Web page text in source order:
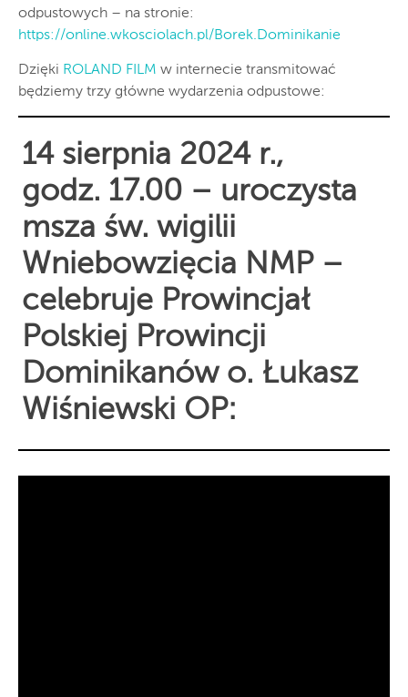
odpustowych – na stronie:
https://online.wkosciolach.pl/Borek.Dominikanie
Dzięki ROLAND FILM w internecie transmitować
będziemy trzy główne wydarzenia odpustowe:
14 sierpnia 2024 r.,
godz. 17.00 – uroczysta
msza św. wigilii
Wniebowzięcia NMP –
celebruje Prowincjał
Polskiej Prowincji
Dominikanów o. Łukasz
Wiśniewski OP: